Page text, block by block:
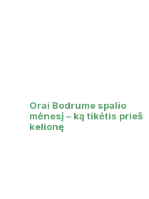
Orai Bodrume spalio
mėnesį – ką tikėtis prieš
kelionę